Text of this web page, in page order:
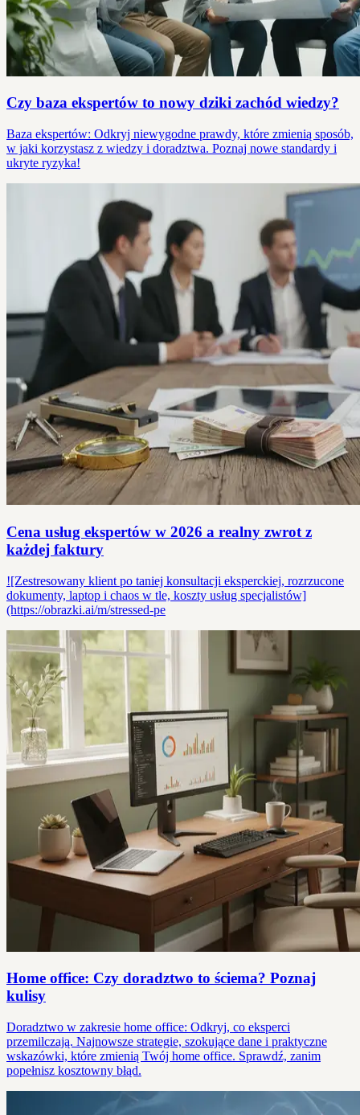
Czy baza ekspertów to nowy dziki zachód wiedzy?
Baza ekspertów: Odkryj niewygodne prawdy, które zmienią sposób,
w jaki korzystasz z wiedzy i doradztwa. Poznaj nowe standardy i
ukryte ryzyka!
Cena usług ekspertów w 2026 a realny zwrot z
każdej faktury
![Zestresowany klient po taniej konsultacji eksperckiej, rozrzucone
dokumenty, laptop i chaos w tle, koszty usług specjalistów]
(https://obrazki.ai/m/stressed-pe
Home office: Czy doradztwo to ściema? Poznaj
kulisy
Doradztwo w zakresie home office: Odkryj, co eksperci
przemilczają. Najnowsze strategie, szokujące dane i praktyczne
wskazówki, które zmienią Twój home office. Sprawdź, zanim
popełnisz kosztowny błąd.